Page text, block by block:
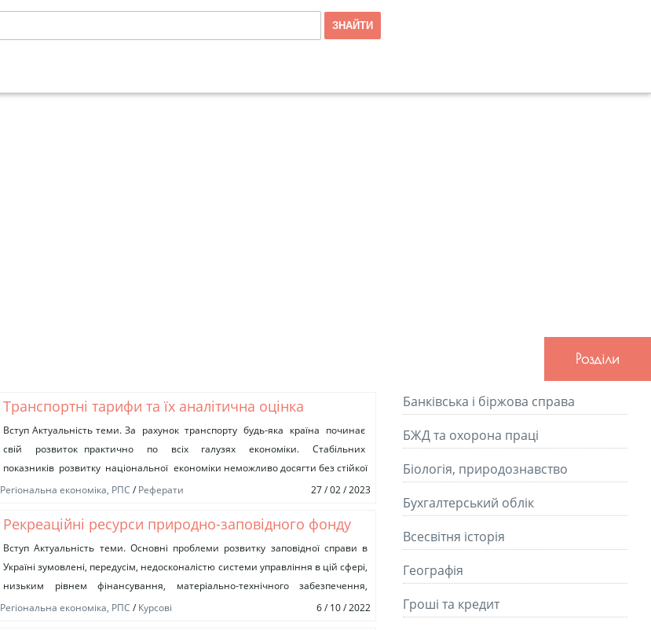
Транспортні тарифи та їх аналітична оцінка
Вступ Актуальність теми. За рахунок транспорту будь-яка країна починає
свій розвиток практично по всіх галузях економіки. Стабільних
показників розвитку національної економіки неможливо досягти без стійкої
діяльності транспортної системи, а...
Регіональна економіка, РПС /Реферати 27 / 02 / 2023
Рекреаційні ресурси природно-заповідного фонду
України
Вступ Актуальність теми. Основні проблеми розвитку заповідної справи в
Україні зумовлені, передусім, недосконалістю системи управління в цій сфері,
низьким рівнем фінансування, матеріально-технічного забезпечення,
недостатнім розвитком спеціальних наукових досліджень, слабкою...
Регіональна економіка, РПС /Курсові 6 / 10 / 2022
Розділи
Банківська і біржова справа
БЖД та охорона праці
Біологія, природознавство
Бухгалтерський облік
Всесвітня історія
Географія
Гроші та кредит